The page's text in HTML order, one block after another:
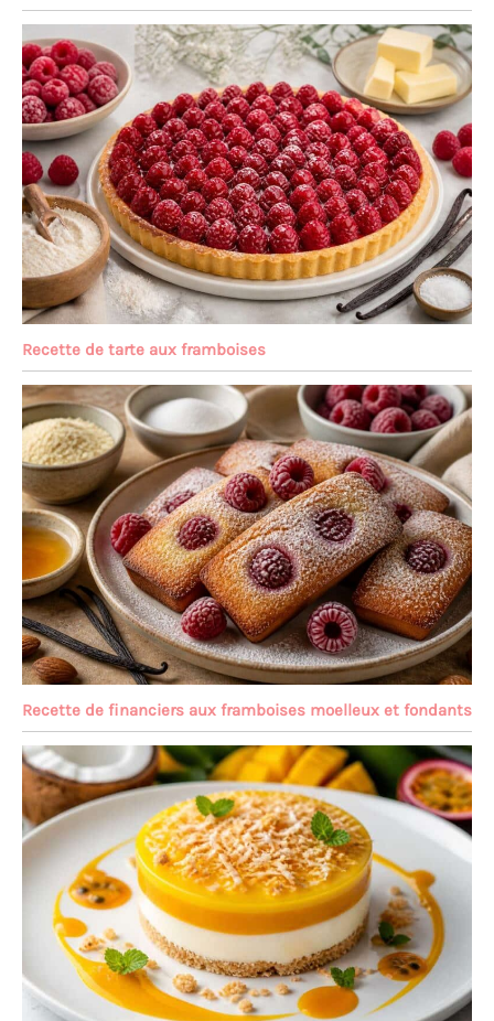
Recette de tarte aux framboises
Recette de financiers aux framboises moelleux et fondants